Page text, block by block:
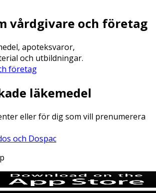
vårdgivare och företag
apoteksvaror,
och utbildningar.
företag
läkemedel
eller för dig som vill prenumerera
och Dospac